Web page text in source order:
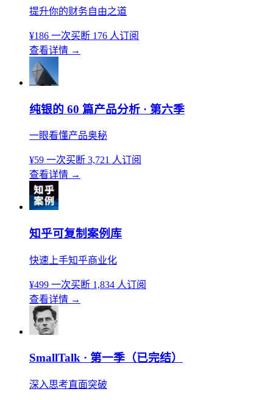
提升你的财务自由之道
¥186 一次买断 176 人订阅
查看详情 →
纯银的 60 篇产品分析 · 第六季
一眼看懂产品奥秘
¥59 一次买断 3,721 人订阅
查看详情 →
知乎可复制案例库
快速上手知乎商业化
¥499 一次买断 1,834 人订阅
查看详情 →
SmallTalk · 第一季（已完结）
深入思考直面突破